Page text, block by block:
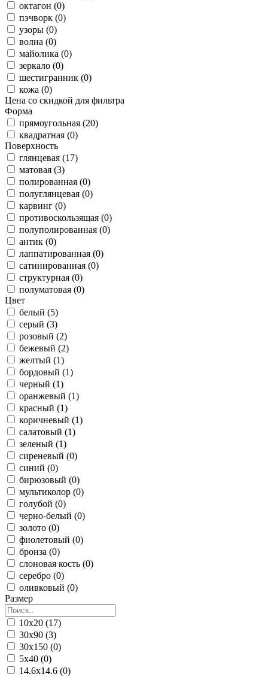
октагон (0)
пэчворк (0)
узоры (0)
волна (0)
майолика (0)
зеркало (0)
шестигранник (0)
кожа (0)
Цена со скидкой для фильтра
Форма
прямоугольная (20)
квадратная (0)
Поверхность
глянцевая (17)
матовая (3)
полированная (0)
полуглянцевая (0)
карвинг (0)
противоскользящая (0)
полуполированная (0)
антик (0)
лаппатированная (0)
сатинированная (0)
структурная (0)
полуматовая (0)
Цвет
белый (5)
серый (3)
розовый (2)
бежевый (2)
желтый (1)
бордовый (1)
черный (1)
оранжевый (1)
красный (1)
коричневый (1)
салатовый (1)
зеленый (1)
сиреневый (0)
синий (0)
бирюзовый (0)
мультиколор (0)
голубой (0)
черно-белый (0)
золото (0)
фиолетовый (0)
бронза (0)
слоновая кость (0)
серебро (0)
оливковый (0)
Размер
10x20 (17)
30x90 (3)
30x150 (0)
5x40 (0)
14.6x14.6 (0)